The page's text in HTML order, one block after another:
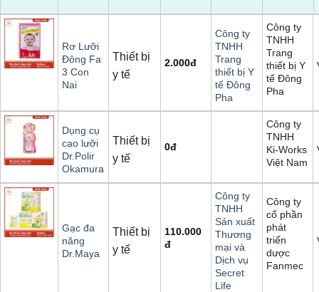
Rơ Lưỡi
Đông Fa
3 Con
Nai
Thiết bị
y tế
2.000đ
Công ty
TNHH
Trang
thiết bị Y
tế Đông
Pha
Công ty
TNHH
Trang
thiết bị Y
tế Đông
Pha
Dụng cụ
cạo lưỡi
Dr.Polir
Okamura
Thiết bị
y tế
0đ
Công ty
TNHH
Ki-Works
Việt Nam
Gạc đa
năng
Dr.Maya
Thiết bị
y tế
110.000
đ
Công ty
TNHH
Sản xuất
Thương
mại và
Dịch vụ
Secret
Life
Công ty
cổ phần
phát
triển
dược
Fanmec